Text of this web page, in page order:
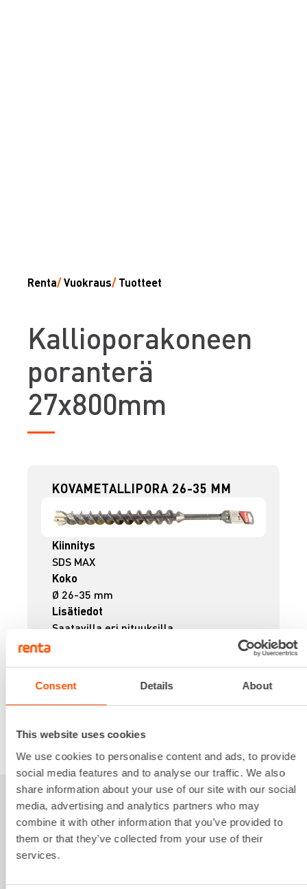
Consent Details About
This website uses cookies
We use cookies to personalise content and ads, to provide
social media features and to analyse our traffic. We also
share information about your use of our site with our social
media, advertising and analytics partners who may
combine it with other information that you’ve provided to
them or that they’ve collected from your use of their
services.
Renta/Vuokraus/ Tuotteet
Kallioporakoneen
poranterä
27x800mm
KOVAMETALLIPORA 26-35 MM
Kiinnitys
SDS MAX
Koko
Ø 26-35 mm
Lisätiedot
Saatavilla eri pituuksilla.
/ pv
Kuukausi / kk
VUOKRAA
Sinua saattaisi
kiinnostaa myös